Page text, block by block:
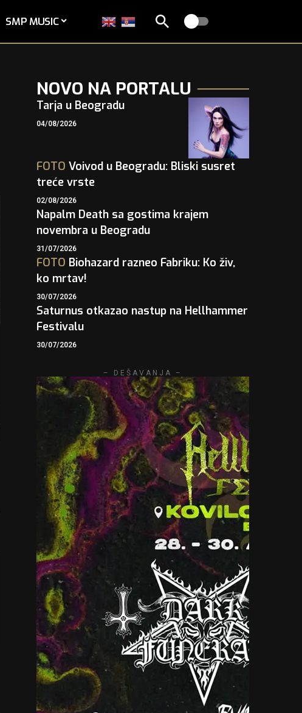
SMP MUSIC
NOVO NA PORTALU
Tarja u Beogradu
04/08/2026
FOTO Voivod u Beogradu: Bliski susret
treće vrste
02/08/2026
Napalm Death sa gostima krajem
novembra u Beogradu
31/07/2026
FOTO Biohazard razneo Fabriku: Ko živ,
ko mrtav!
30/07/2026
Saturnus otkazao nastup na Hellhammer
Festivalu
30/07/2026
– DEŠAVANJA –